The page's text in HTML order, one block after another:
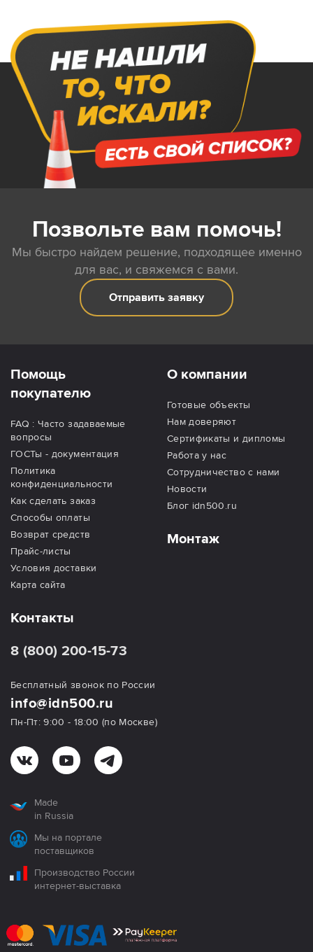
Позвольте вам помочь!
Мы быстро найдем решение, подходящее именно
для вас, и свяжемся с вами.
Отправить заявку
Помощь
покупателю
FAQ : Часто задаваемые
вопросы
ГОСТы - документация
Политика
конфиденциальности
Как сделать заказ
Способы оплаты
Возврат средств
Прайс-листы
Условия доставки
Карта сайта
О компании
Готовые объекты
Нам доверяют
Сертификаты и дипломы
Работа у нас
Сотрудничество с нами
Новости
Блог idn500.ru
Монтаж
Контакты
8 (800) 200-15-73
Бесплатный звонок по России
info@idn500.ru
Пн-Пт: 9:00 - 18:00 (по Москве)
Made
in Russia
Мы на портале
поставщиков
Производство России
интернет-выставка